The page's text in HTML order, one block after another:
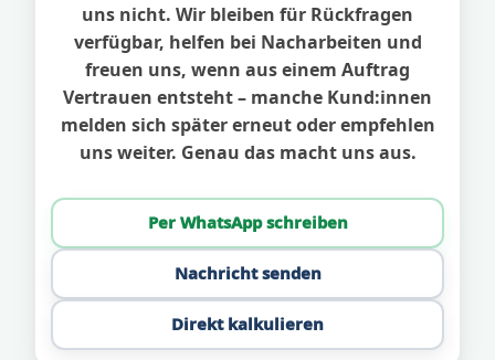
uns nicht. Wir bleiben für Rückfragen
verfügbar, helfen bei Nacharbeiten und
freuen uns, wenn aus einem Auftrag
Vertrauen entsteht – manche Kund:innen
melden sich später erneut oder empfehlen
uns weiter. Genau das macht uns aus.
Per WhatsApp schreiben
Nachricht senden
Direkt kalkulieren